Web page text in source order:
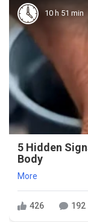
10 h 51 min
5 Hidden
Body
More
426 192